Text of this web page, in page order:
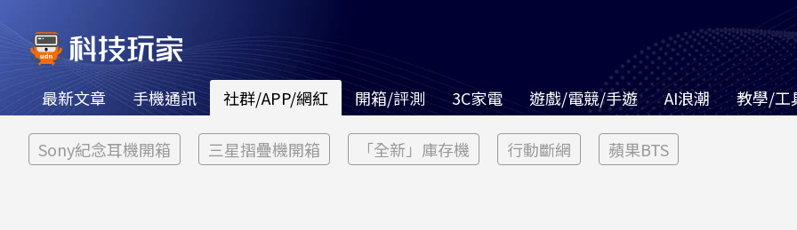
最新文章 手機通訊 社群/APP/網紅 開箱/評測 3C家電 遊戲/電競/手遊 AI浪潮 教學/工
Sony紀念耳機開箱 三星摺疊機開箱 「全新」庫存機 行動斷網 蘋果BTS